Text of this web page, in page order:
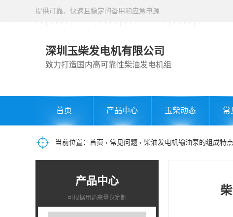
提供可靠、快速且稳定的备用和应急电源
深圳玉柴发电机有限公司
致力打造国内高可靠性柴油发电机组
首页 产品中心 玉柴动态 常
当前位置： 首页 › 常见问题 › 柴油发电机输油泵的组成特
产品中心
可根据用途来量身定制